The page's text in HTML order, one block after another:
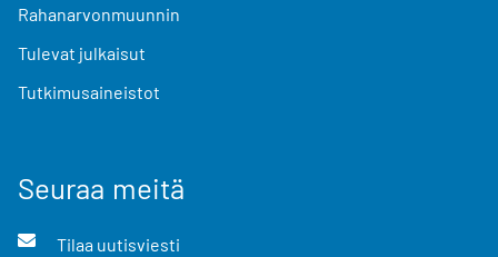
Rahanarvonmuunnin
Tulevat julkaisut
Tutkimusaineistot
Seuraa meitä
Tilaa uutisviesti